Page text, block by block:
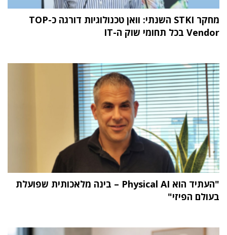
מחקר STKI השנתי: וואן טכנולוגיות דורגה כ-TOP
Vendor בכל תחומי שוק ה-IT
"העתיד הוא Physical AI – בינה מלאכותית שפועלת
בעולם הפיזי"